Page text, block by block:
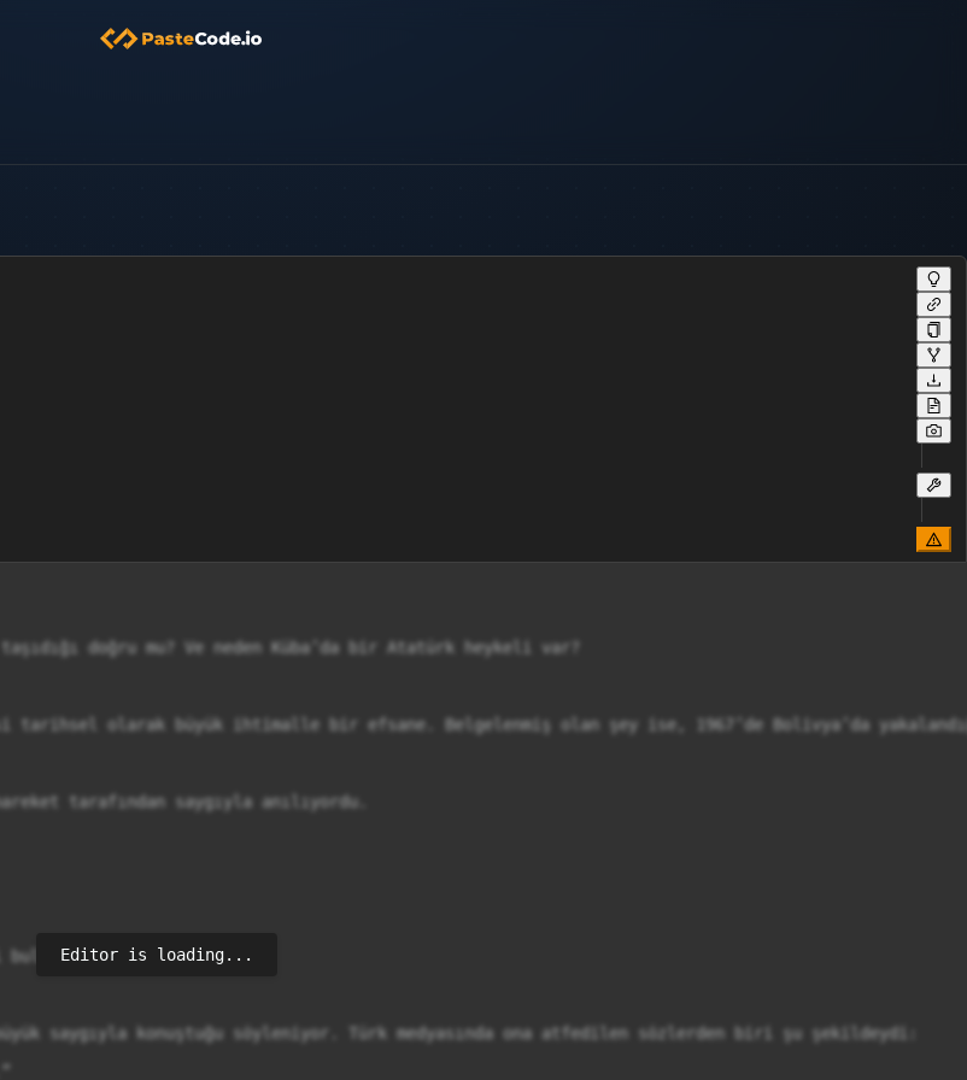
doğru mu? Ve neden Küba’da bir Atatürk heykeli var?
tarihsel olarak büyük ihtimalle bir efsane. Belgelenmiş olan şey ise, 1967’de Bolivya’da
tarafından saygıyla anılıyordu.
bulunuyor.
saygıyla konuştuğu söyleniyor. Türk medyasında ona atfedilen sözlerden biri şu şekildeydi:
Editor is loading...